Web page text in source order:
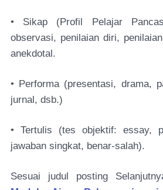
• Sikap (Profil Pelajar
observasi, penilaian diri,
anekdotal.
• Performa (presentasi, drama,
jurnal, dsb.)
• Tertulis (tes objektif: essay,
jawaban singkat, benar-salah).
Sesuai judul posting